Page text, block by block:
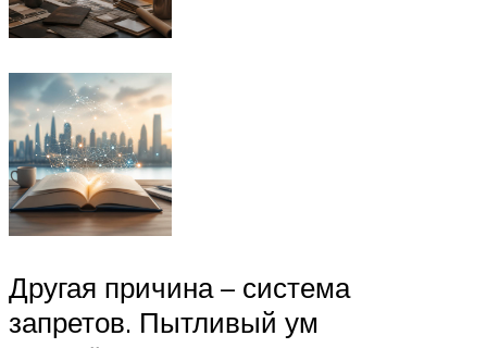
Другая причина – система
запретов. Пытливый ум